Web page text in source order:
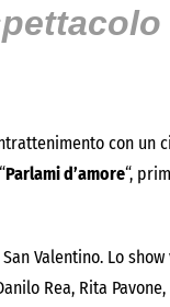
con un
Parlami d’amore“,
Valentino. Lo
Rea, Rita